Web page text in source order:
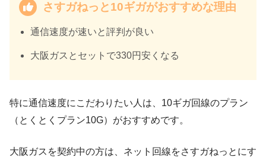
さすガねっと10ギガがおすすめな理由
通信速度が速いと評判が良い
大阪ガスとセットで330円安くなる
特に通信速度にこだわりたい人は、10ギガ回線のプラン
（とくとくプラン10G）がおすすめです。
大阪ガスを契約中の方は、ネット回線をさすガねっとにす